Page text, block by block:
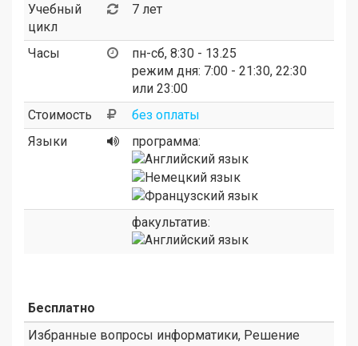
Учебный
цикл
7 лет
Часы
пн-сб, 8:30 - 13.25
режим дня: 7:00 - 21:30, 22:30
или 23:00
Стоимость
без оплаты
Языки
программа:
факультатив:
Бесплатно
Избранные вопросы информатики, Решение